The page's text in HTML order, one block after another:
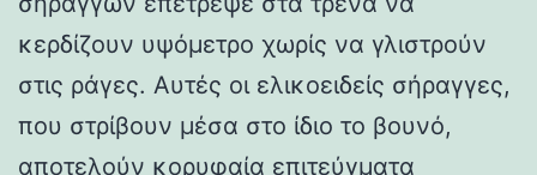
κερδίζουν υψόμετρο χωρίς να γλιστρούν
στις ράγες. Αυτές οι ελικοειδείς σήραγγες,
που στρίβουν μέσα στο ίδιο το βουνό,
αποτελούν κορυφαία επιτεύγματα